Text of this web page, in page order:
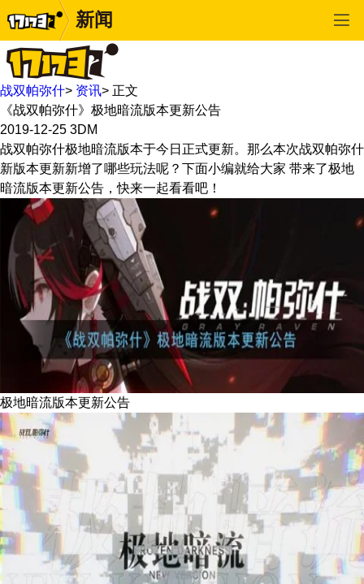
新闻
战双帕弥什> 资讯> 正文
《战双帕弥什》极地暗流版本更新公告
2019-12-25 3DM
战双帕弥什极地暗流版本于今日正式更新。那么本次战双帕弥什
新版本更新新增了哪些玩法呢？下面小编就给大家 带来了极地
暗流版本更新公告，快来一起看看吧！
极地暗流版本更新公告